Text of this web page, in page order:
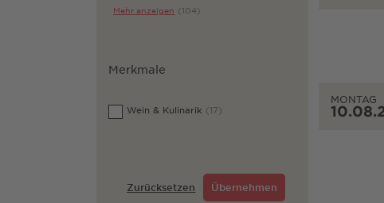
Mehr anzeigen (104)
Merkmale
Wein & Kulinarik (17)
Zurücksetzen Übernehmen
MONTAG